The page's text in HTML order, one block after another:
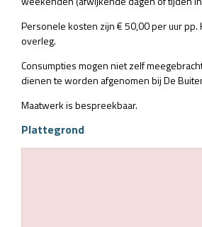
Personele kosten zijn € 50,00 per uur pp.
overleg.
Consumpties mogen niet zelf
dienen te worden afgenomen bij De
Maatwerk is bespreekbaar.
Plattegrond